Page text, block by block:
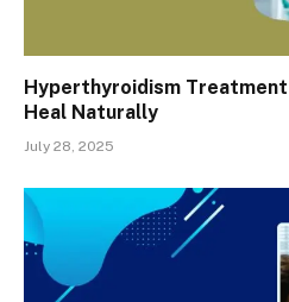
Hyperthyroidism
Heal Naturally
July 28, 2025